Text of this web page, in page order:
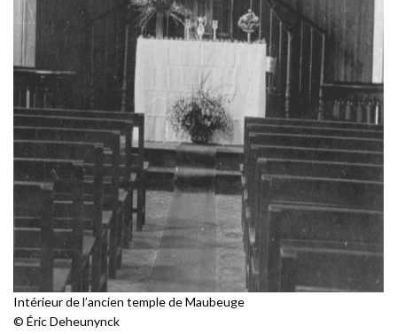
Intérieur de l’ancien temple de Maubeuge
© Éric Deheunynck